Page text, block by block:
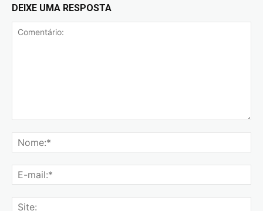
DEIXE UMA RESPOSTA